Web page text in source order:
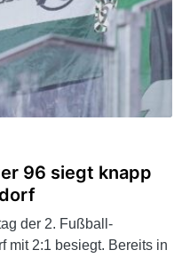
96 siegt knapp
der 2. Fußball-
mit 2:1 besiegt. Bereits in